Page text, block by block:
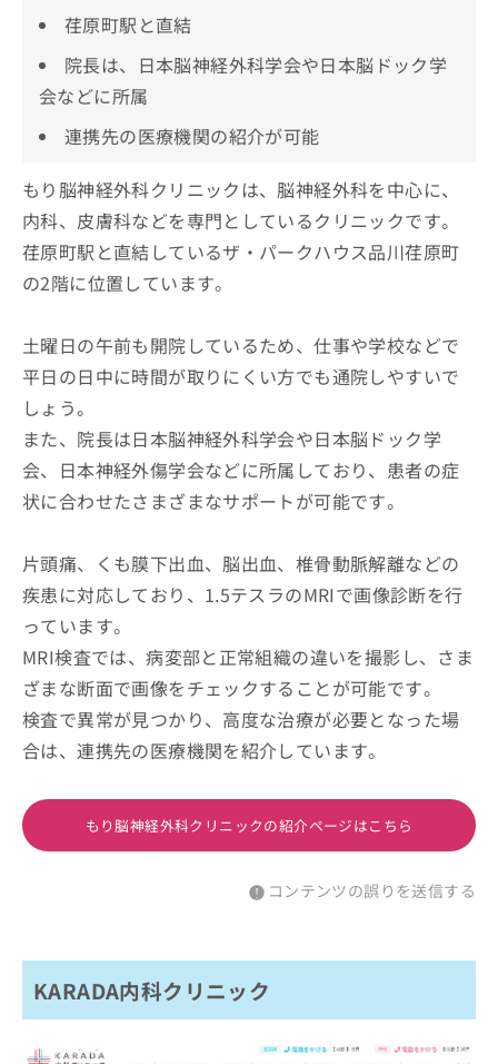
荏原町駅と直結
院長は、日本脳神経外科学会や日本脳ドック学
会などに所属
連携先の医療機関の紹介が可能
もり脳神経外科クリニックは、脳神経外科を中心に、
内科、皮膚科などを専門としているクリニックです。
荏原町駅と直結しているザ・パークハウス品川荏原町
の2階に位置しています。
土曜日の午前も開院しているため、仕事や学校などで
平日の日中に時間が取りにくい方でも通院しやすいで
しょう。
また、院長は日本脳神経外科学会や日本脳ドック学
会、日本神経外傷学会などに所属しており、患者の症
状に合わせたさまざまなサポートが可能です。
片頭痛、くも膜下出血、脳出血、椎骨動脈解離などの
疾患に対応しており、1.5テスラのMRIで画像診断を行
っています。
MRI検査では、病変部と正常組織の違いを撮影し、さま
ざまな断面で画像をチェックすることが可能です。
検査で異常が見つかり、高度な治療が必要となった場
合は、連携先の医療機関を紹介しています。
もり脳神経外科クリニックの紹介ページはこちら
コンテンツの誤りを送信する
KARADA内科クリニック